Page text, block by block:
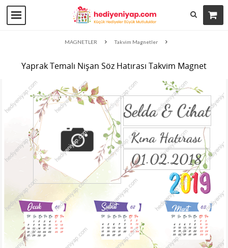
MAGNETLER Takvim Magnetler
Yaprak Temalı Nişan Söz Hatırası Takvim Magnet